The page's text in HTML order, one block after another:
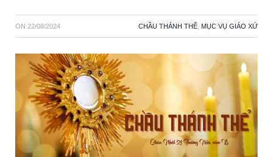
ON 22/08/2024 CHẦU THÁNH THỂ MỤC VỤ GIÁO XỨ